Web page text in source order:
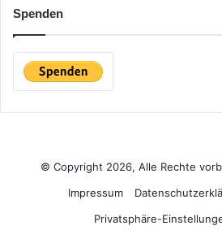
Spenden
© Copyright 2026, Alle Rechte
Impressum
Privatsphäre-